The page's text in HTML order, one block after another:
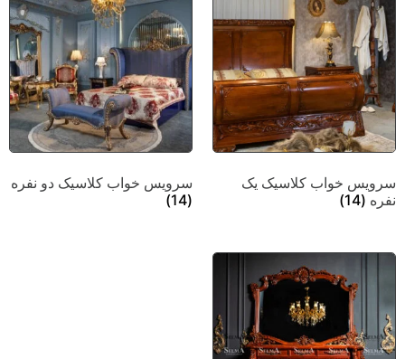
سرویس خواب کلاسیک یک
نفره (14)
سرویس خواب کلاسیک دو نفره
(14)